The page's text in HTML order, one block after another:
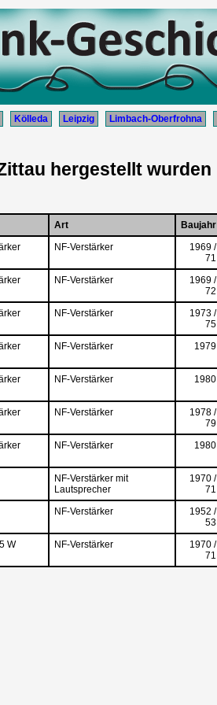
Kölleda Leipzig Limbach-Oberfrohna
hergestellt wurden
Art Baujahr
NF-Verstärker
1969 /
71
NF-Verstärker
1969 /
72
NF-Verstärker
1973 /
75
NF-Verstärker 1979
NF-Verstärker 1980
NF-Verstärker
1978 /
79
NF-Verstärker 1980
NF-Verstärker mit
Lautsprecher
1970 /
71
NF-Verstärker
1952 /
53
W NF-Verstärker
1970 /
71